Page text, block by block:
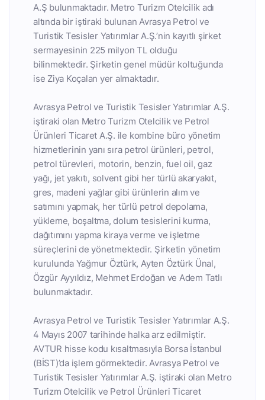
A.Ş bulunmaktadır. Metro Turizm Otelcilik adı
altında bir iştiraki bulunan Avrasya Petrol ve
Turistik Tesisler Yatırımlar A.Ş.’nin kayıtlı şirket
sermayesinin 225 milyon TL olduğu
bilinmektedir. Şirketin genel müdür koltuğunda
ise Ziya Koçalan yer almaktadır.
Avrasya Petrol ve Turistik Tesisler Yatırımlar A.Ş.
iştiraki olan Metro Turizm Otelcilik ve Petrol
Ürünleri Ticaret A.Ş. ile kombine büro yönetim
hizmetlerinin yanı sıra petrol ürünleri, petrol,
petrol türevleri, motorin, benzin, fuel oil, gaz
yağı, jet yakıtı, solvent gibi her türlü akaryakıt,
gres, madeni yağlar gibi ürünlerin alım ve
satımını yapmak, her türlü petrol depolama,
yükleme, boşaltma, dolum tesislerini kurma,
dağıtımını yapma kiraya verme ve işletme
süreçlerini de yönetmektedir. Şirketin yönetim
kurulunda Yağmur Öztürk, Ayten Öztürk Ünal,
Özgür Ayyıldız, Mehmet Erdoğan ve Adem Tatlı
bulunmaktadır.
Avrasya Petrol ve Turistik Tesisler Yatırımlar A.Ş.
4 Mayıs 2007 tarihinde halka arz edilmiştir.
AVTUR hisse kodu kısaltmasıyla Borsa İstanbul
(BİST)’da işlem görmektedir. Avrasya Petrol ve
Turistik Tesisler Yatırımlar A.Ş. iştiraki olan Metro
Turizm Otelcilik ve Petrol Ürünleri Ticaret